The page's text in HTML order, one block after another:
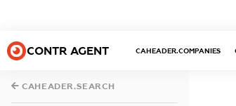
CONTR AGENT CAHEADER.COMPANIES
CAHEADER.SEARCH